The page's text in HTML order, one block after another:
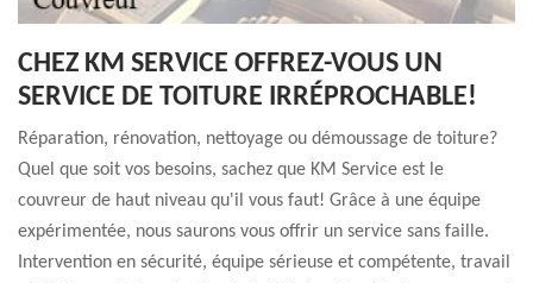
CHEZ KM SERVICE OFFREZ-VOUS UN
SERVICE DE TOITURE IRRÉPROCHABLE!
Réparation, rénovation, nettoyage ou démoussage de toiture?
Quel que soit vos besoins, sachez que KM Service est le
couvreur de haut niveau qu'il vous faut! Grâce à une équipe
expérimentée, nous saurons vous offrir un service sans faille.
Intervention en sécurité, équipe sérieuse et compétente, travail